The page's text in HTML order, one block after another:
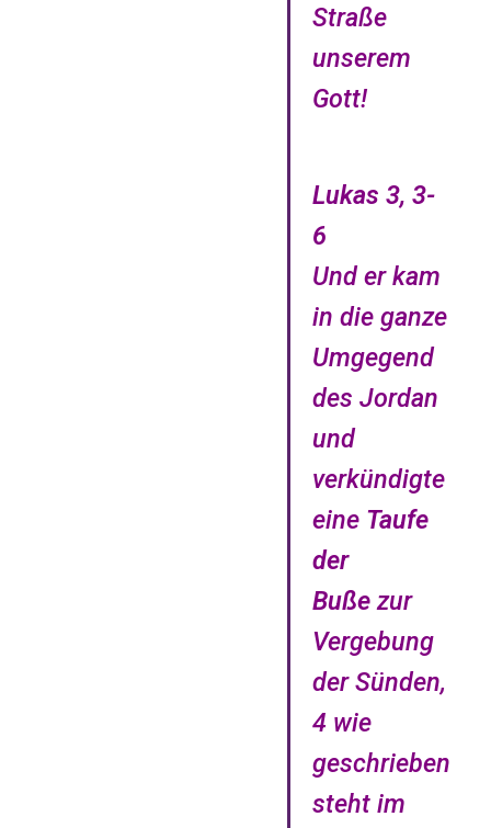
Straße
unserem
Gott!
Lukas 3, 3-
6
Und er kam
in die ganze
Umgegend
des Jordan
und
verkündigte
eine Taufe
der
Bußezur
Vergebung
der Sünden,
4 wie
geschrieben
steht im